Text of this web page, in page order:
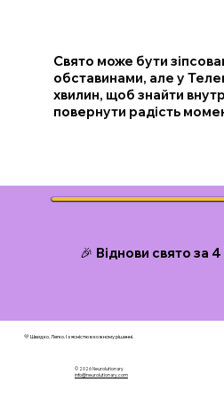
Свято може бути
обставинами, але у
хвилин, щоб знайти
повернути радість
🎉 Віднови свято за
💛 Швидко. Легко. І з ясністю в кожному рішенні.
© 2026 Neurolutionary
info@neurolutionary.com